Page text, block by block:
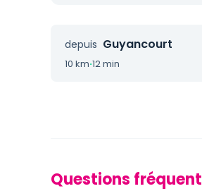
depuis Guyancourt
10 km·12 min
Questions